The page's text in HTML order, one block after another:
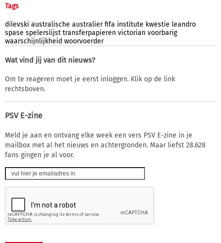
Tags
dilevski australische australier fifa institute kwestie leandro
spase spelerslijst transferpapieren victorian voorbarig
waarschijnlijkheid woorvoerder
Wat vind jij van dit nieuws?
Om te reageren moet je eerst inloggen. Klik op de link
rechtsboven.
PSV E-zine
Meld je aan en ontvang elke week een vers PSV E-zine in je
mailbox met al het nieuws en achtergronden. Maar liefst 28.628
fans gingen je al voor.